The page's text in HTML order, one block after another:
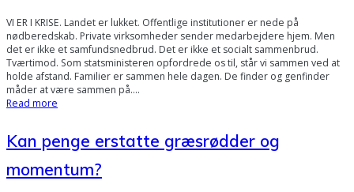
VI ER I KRISE. Landet er lukket. Offentlige institutioner er nede på
nødberedskab. Private virksomheder sender medarbejdere hjem. Men
det er ikke et samfundsnedbrud. Det er ikke et socialt sammenbrud.
Tværtimod. Som statsministeren opfordrede os til, står vi sammen ved at
holde afstand. Familier er sammen hele dagen. De finder og genfinder
måder at være sammen på.…
Read more
Kan penge erstatte græsrødder og
momentum?